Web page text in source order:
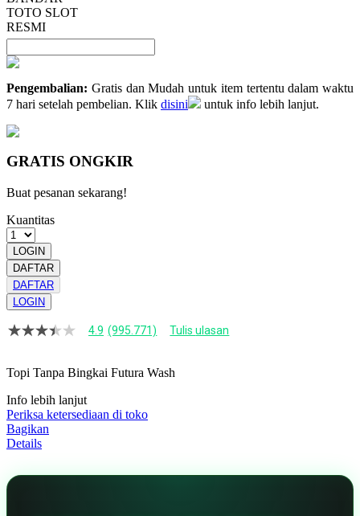
TOTO SLOT
RESMI
Pengembalian: Gratis dan Mudah untuk item tertentu dalam waktu
7 hari setelah pembelian. Klik disini untuk info lebih lanjut.
GRATIS ONGKIR
Buat pesanan sekarang!
Kuantitas
LOGIN
DAFTAR
DAFTAR
LOGIN
4.9
bintang,
rating
rata-
rata.
Read
13
Tautan
4.9 (995.771) Tulis ulasan
Topi Tanpa Bingkai Futura Wash
Info lebih lanjut
Periksa ketersediaan di toko
Bagikan
Details